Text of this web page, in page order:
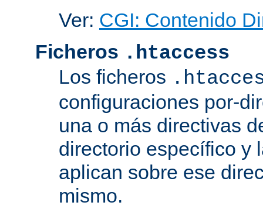
Ver: CGI: Contenido
Ficheros .htaccess
Los ficheros
configuraciones por-
una o más directivas
directorio específico y
aplican sobre ese
mismo.